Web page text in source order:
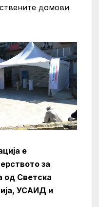
домови
е
за
од Светска
УСАИД и